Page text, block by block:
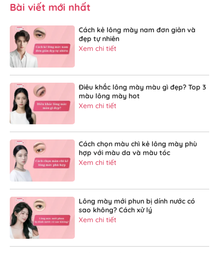
Bài viết mới nhất
Cách kẻ lông mày nam đơn giản và
đẹp tự nhiên
Xem chi tiết
Điêu khắc lông mày màu gì đẹp? Top 3
màu lông mày hot
Xem chi tiết
Cách chọn màu chì kẻ lông mày phù
hợp với màu da và màu tóc
Xem chi tiết
Lông mày mới phun bị dính nước có
sao không? Cách xử lý
Xem chi tiết